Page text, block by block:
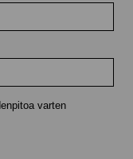
varten